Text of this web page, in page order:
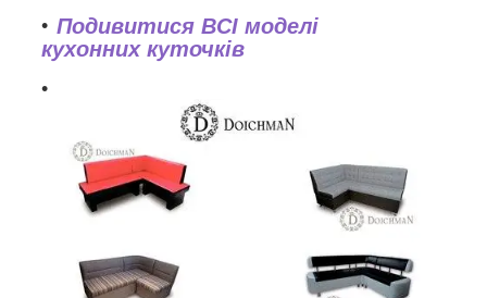
Подивитися ВСІ моделі
кухонних куточків